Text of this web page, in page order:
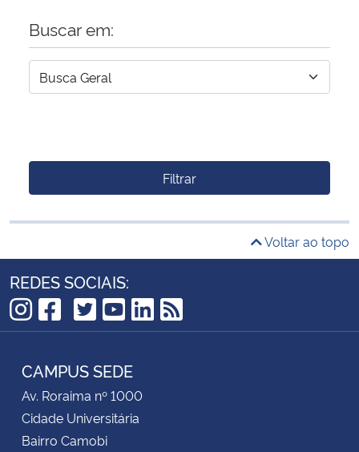
Buscar em:
Filtrar
Voltar ao topo
REDES SOCIAIS:
Instagram
Facebook
TikTok
Twitter
YouTube
LinkedIn
RSS
CAMPUS SEDE
Av. Roraima nº 1000
Cidade Universitária
Bairro Camobi